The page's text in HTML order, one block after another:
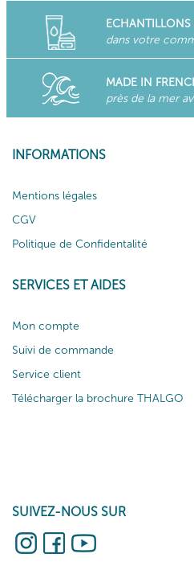
ECHANTILLONS
dans votre
MADE IN
près de la mer
INFORMATIONS
Mentions légales
CGV
Politique de Confidentalité
SERVICES ET AIDES
Mon compte
Suivi de commande
Service client
Télécharger la brochure THALGO
SUIVEZ-NOUS SUR